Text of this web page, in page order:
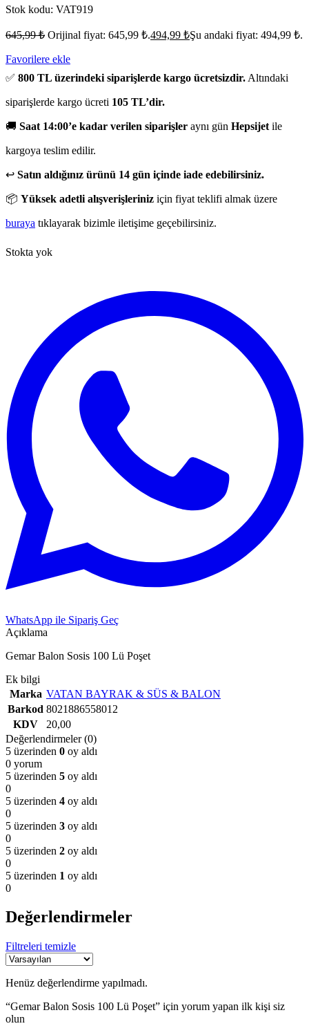
Stok kodu: VAT919
645,99₺ Orijinal fiyat: 645,99 ₺.494,99 ₺Şu andaki fiyat: 494,99 ₺.
Favorilere ekle
✅ 800 TL üzerindeki siparişlerde kargo ücretsizdir. Altındaki
siparişlerde kargo ücreti 105 TL’dir.
🚚 Saat 14:00’e kadar verilen siparişler aynı gün Hepsijet ile
kargoya teslim edilir.
↩️ Satın aldığınız ürünü 14 gün içinde iade edebilirsiniz.
📦 Yüksek adetli alışverişleriniz için fiyat teklifi almak üzere
buraya tıklayarak bizimle iletişime geçebilirsiniz.
Stokta yok
WhatsApp ile Sipariş Geç
Açıklama
Gemar Balon Sosis 100 Lü Poşet
Ek bilgi
Marka VATAN BAYRAK & SÜS & BALON
Barkod 8021886558012
KDV
20,00
Değerlendirmeler (0)
5 üzerinden 0 oy aldı
0 yorum
5 üzerinden 5 oy aldı
0
5 üzerinden 4 oy aldı
0
5 üzerinden 3 oy aldı
0
5 üzerinden 2 oy aldı
0
5 üzerinden 1 oy aldı
0
Değerlendirmeler
Filtreleri temizle
Henüz değerlendirme yapılmadı.
“Gemar Balon Sosis 100 Lü Poşet” için yorum yapan ilk kişi siz
olun